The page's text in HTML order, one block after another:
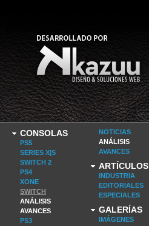
CONSOLAS
PS5
SERIES X|S
SWITCH 2
PS4
XONE
SWITCH
ANÁLISIS
AVANCES
PS3
NOTICIAS
ANÁLISIS
AVANCES
ARTÍCULOS
INDUSTRIA
EDITORIALES
ESPECIALES
GALERÍAS
IMÁGENES